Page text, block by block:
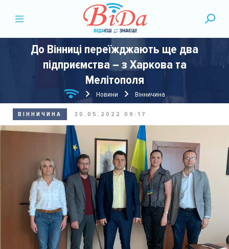
До Вінниці переїжджають ще два
підприємства – з Харкова та
Мелітополя
Новини Вінничина
ВІННИЧИНА 30.05.2022 09:17